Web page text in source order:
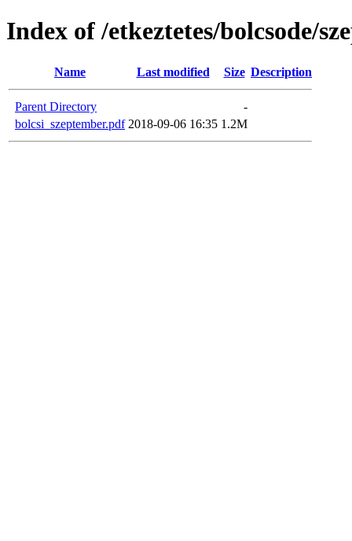
Index of /etkeztetes/bolcsode/
Name Last modified Size Description
Parent Directory
-
bolcsi_szeptember.pdf 2018-09-06 16:35 1.2M